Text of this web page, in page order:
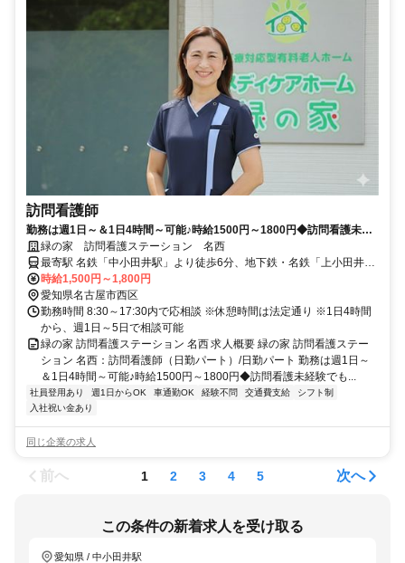
訪問看護師
勤務は週1日～＆1日4時間～可能♪時給1500円～1800円◆訪問看護未経
験でも可能！入社祝い金支給◆【名古屋市西区、中小田井駅、訪問看護
ステーション、看護師、日勤パート】
緑の家 訪問看護ステーション 名西
最寄駅 名鉄「中小田井駅」より徒歩6分、地下鉄・名鉄「上小田井
駅」より徒歩8分
時給1,500円～1,800円
愛知県名古屋市西区
勤務時間 8:30～17:30内で応相談 ※休憩時間は法定通り ※1日4時間
から、週1日～5日で相談可能
緑の家 訪問看護ステーション 名西 求人概要 緑の家 訪問看護ステー
ション 名西：訪問看護師（日勤パート）/日勤パート 勤務は週1日～
＆1日4時間～可能♪時給1500円～1800円◆訪問看護未経験でも...
社員登用あり 週1日からOK 車通勤OK 経験不問 交通費支給
シフト制
入社祝い金あり
同じ企業の求人
前へ 1 2 3 4 5 次へ
この条件の新着求人を受け取る
愛知県 / 中小田井駅